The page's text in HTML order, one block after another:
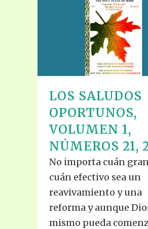
LOS SALUDOS
OPORTUNOS,
VOLUMEN 1,
NÚMEROS 21,
No importa cuán
cuán efectivo sea un
reavivamiento y una
reforma y aunque
mismo pueda